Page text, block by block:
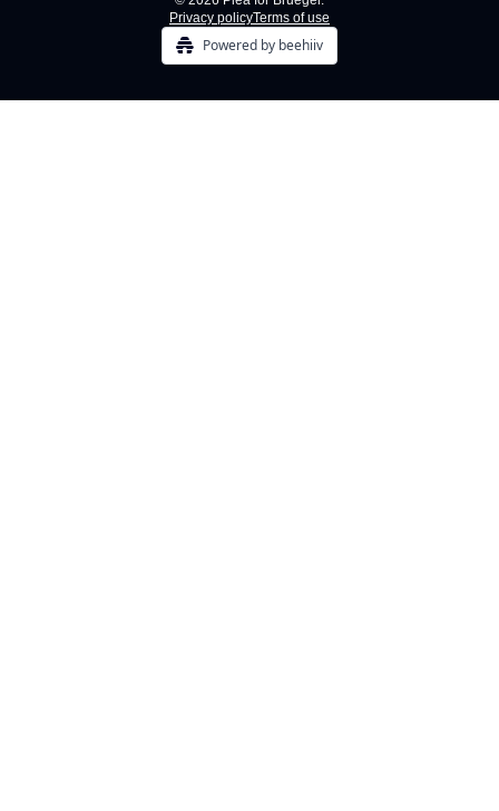
Privacy policyTerms of use
Powered by beehiiv